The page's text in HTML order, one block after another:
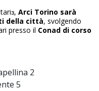
Arci Torino sarà
della città, svolgendo
presso il Conad di corso
2
5